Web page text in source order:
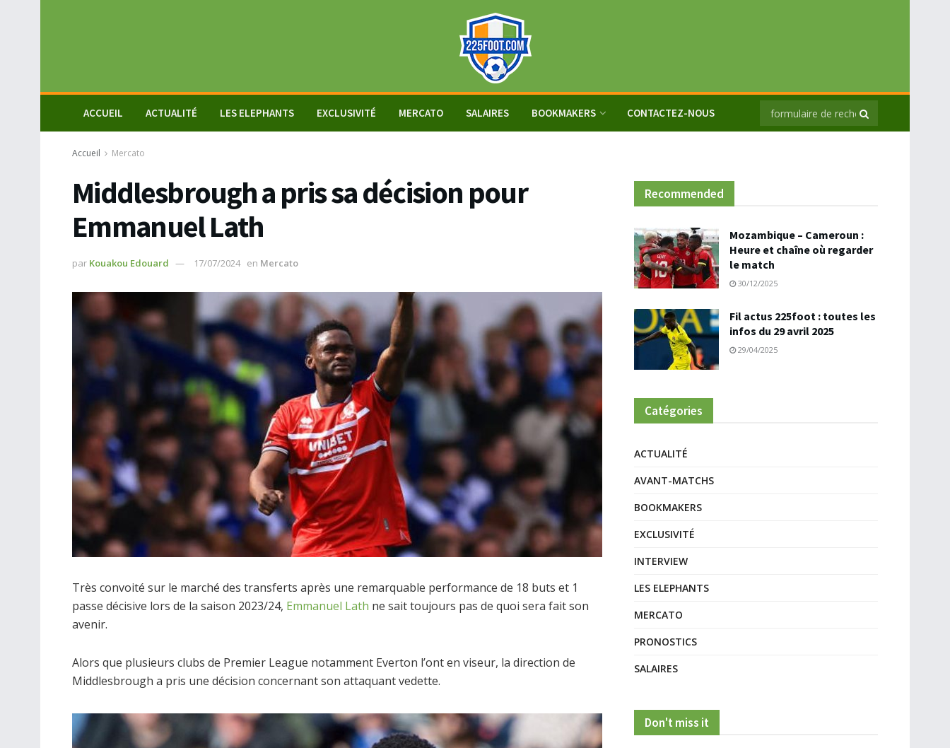
ACCUEIL ACTUALITÉ LES ELEPHANTS EXCLUSIVITÉ MERCATO SALAIRES BOOKMAKERS CONTACTEZ-NOUS
Accueil Mercato
Middlesbrough a pris sa décision pour
Emmanuel Lath
par Kouakou Edouard 17/07/2024 en Mercato
Très convoité sur le marché des transferts après une remarquable performance de 18 buts et 1
passe décisive lors de la saison 2023/24, Emmanuel Lath ne sait toujours pas de quoi sera fait son
avenir.
Alors que plusieurs clubs de Premier League notamment Everton l’ont en viseur, la direction de
Middlesbrough a pris une décision concernant son attaquant vedette.
Recommended
Mozambique – Cameroun :
Heure et chaîne où regarder
le match
30/12/2025
Fil actus 225foot : toutes les
infos du 29 avril 2025
29/04/2025
Catégories
ACTUALITÉ
AVANT-MATCHS
BOOKMAKERS
EXCLUSIVITÉ
INTERVIEW
LES ELEPHANTS
MERCATO
PRONOSTICS
SALAIRES
Don't miss it